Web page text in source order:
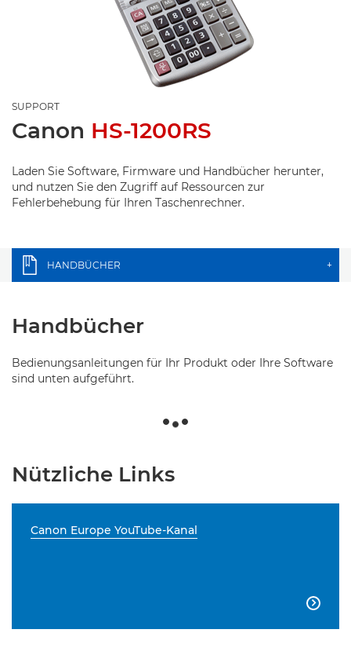
SUPPORT
Canon HS-1200RS
Laden Sie Software, Firmware und Handbücher herunter,
und nutzen Sie den Zugriff auf Ressourcen zur
Fehlerbehebung für Ihren Taschenrechner.
HANDBÜCHER +
Handbücher
Bedienungsanleitungen für Ihr Produkt oder Ihre Software
sind unten aufgeführt.
Nützliche Links
Canon Europe YouTube-Kanal
